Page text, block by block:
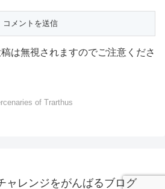
は無視されますのでご注意くださ
of Trarthus
ャレンジをがんばるブログ